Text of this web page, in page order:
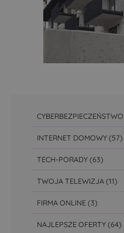
CYBERBEZPIECZEŃSTWO
INTERNET DOMOWY(57)
TECH-PORADY(63)
TWOJA TELEWIZJA(11)
FIRMA ONLINE(3)
NAJLEPSZE OFERTY(64)